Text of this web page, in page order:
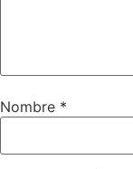
Nombre *